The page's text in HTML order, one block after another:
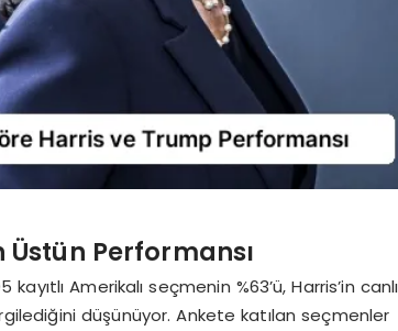
Üstün Performansı
Amerikalı seçmenin %63’ü, Harris’in canlı
düşünüyor. Ankete katılan seçmenler